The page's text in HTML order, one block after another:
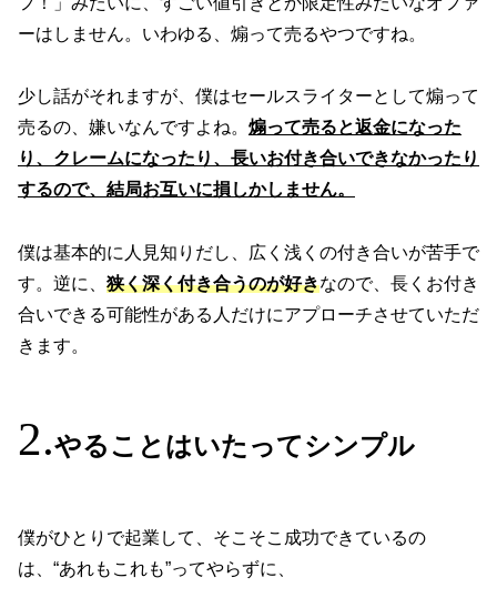
ーはしません。いわゆる、煽って売るやつですね。
少し話がそれますが、僕はセールスライターとして煽って
売るの、嫌いなんですよね。 煽って売ると返金になった
り、クレームになったり、長いお付き合いできなかったり
するので、結局お互いに損しかしません。
僕は基本的に人見知りだし、広く浅くの付き合いが苦手で
す。逆に、 狭く深く付き合うのが好きなので、長くお付き
合いできる可能性がある人だけにアプローチさせていただ
きます。
やることはいたってシンプル
僕がひとりで起業して、そこそこ成功できているの
は、“あれもこれも”ってやらずに、